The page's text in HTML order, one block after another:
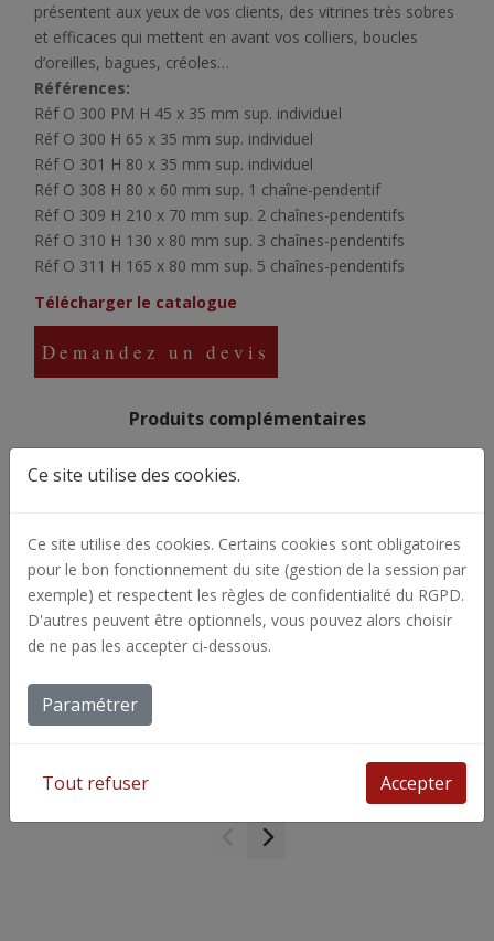
présentent aux yeux de vos clients, des vitrines très sobres
et efficaces qui mettent en avant vos colliers, boucles
d’oreilles, bagues, créoles…
Références:
Réf O 300 PM H 45 x 35 mm sup. individuel
Réf O 300 H 65 x 35 mm sup. individuel
Réf O 301 H 80 x 35 mm sup. individuel
Réf O 308 H 80 x 60 mm sup. 1 chaîne-pendentif
Réf O 309 H 210 x 70 mm sup. 2 chaînes-pendentifs
Réf O 310 H 130 x 80 mm sup. 3 chaînes-pendentifs
Réf O 311 H 165 x 80 mm sup. 5 chaînes-pendentifs
Télécharger le catalogue
Demandez un devis
Produits complémentaires
Ce site utilise des cookies.
Ce site utilise des cookies. Certains cookies sont obligatoires
pour le bon fonctionnement du site (gestion de la session par
exemple) et respectent les règles de confidentialité du RGPD.
D'autres peuvent être optionnels, vous pouvez alors choisir
de ne pas les accepter ci-dessous.
Paramétrer
Tout refuser Accepter